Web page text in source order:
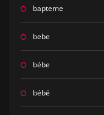
bapteme
bebe
bébe
bébé